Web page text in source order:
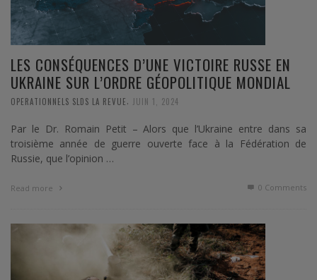
LES CONSÉQUENCES D’UNE VICTOIRE RUSSE EN
UKRAINE SUR L’ORDRE GÉOPOLITIQUE MONDIAL
OPERATIONNELS SLDS LA REVUE JUIN 1, 2024
Par le Dr. Romain Petit – Alors que l’Ukraine entre dans sa
troisième année de guerre ouverte face à la Fédération de
Russie, que l’opinion …
Read more 0 Comments